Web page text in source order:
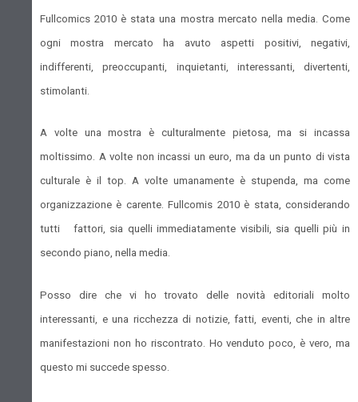
Fullcomics 2010 è stata una mostra mercato nella media. Come
ogni mostra mercato ha avuto aspetti positivi, negativi,
indifferenti, preoccupanti, inquietanti, interessanti, divertenti,
stimolanti.
A volte una mostra è culturalmente pietosa, ma si incassa
moltissimo. A volte non incassi un euro, ma da un punto di vista
culturale è il top. A volte umanamente è stupenda, ma come
organizzazione è carente. Fullcomis 2010 è stata, considerando
tutti fattori, sia quelli immediatamente visibili, sia quelli più in
secondo piano, nella media.
Posso dire che vi ho trovato delle novità editoriali molto
interessanti, e una ricchezza di notizie, fatti, eventi, che in altre
manifestazioni non ho riscontrato. Ho venduto poco, è vero, ma
questo mi succede spesso.